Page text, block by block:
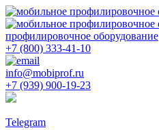
профилировочное оборудование
+7 (800) 333-41-10
info@mobiprof.ru
+7 (939) 900-19-23
Telegram